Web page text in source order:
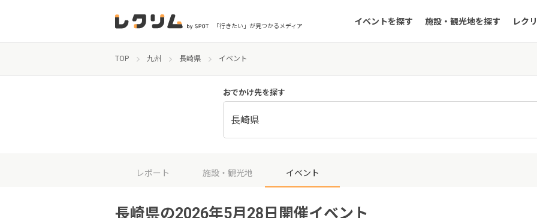
「行きたい」が見つかるメディア イベントを探す 施設・観光地を探す レク
TOP 九州 長崎県 イベント
おでかけ先を探す
長崎県
レポート 施設・観光地 イベント
長崎県の2026年5月28日開催イベント